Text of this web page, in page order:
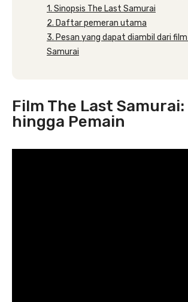
1. Sinopsis The Last Samurai
2. Daftar pemeran utama
3. Pesan yang dapat diambil dari
Samurai
Film The Last
hingga Pemain